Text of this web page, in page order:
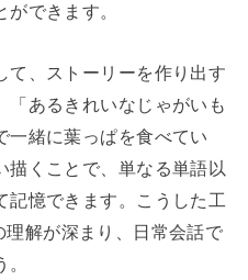
できます。
て、ストーリーを作り出す
「あるきれいなじゃがいも
一緒に葉っぱを食べてい
描くことで、単なる単語以
記憶できます。こうした工
解が深まり、日常会話で